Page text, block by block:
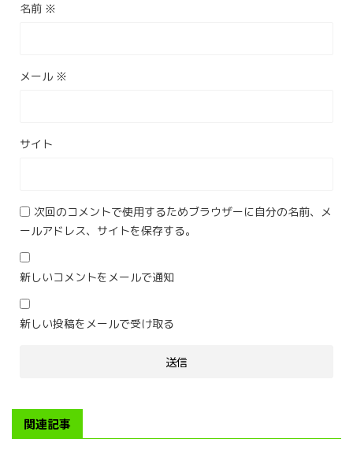
名前 ※
メール ※
サイト
次回のコメントで使用するためブラウザーに自分の名前、メ
ールアドレス、サイトを保存する。
新しいコメントをメールで通知
新しい投稿をメールで受け取る
関連記事